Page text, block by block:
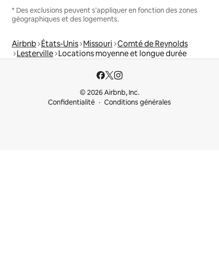
* Des exclusions peuvent s'appliquer en fonction des zones
géographiques et des logements.
Airbnb États-Unis Missouri Comté de Reynolds
Lesterville Locations moyenne et longue durée
© 2026 Airbnb, Inc.
Confidentialité
Conditions générales